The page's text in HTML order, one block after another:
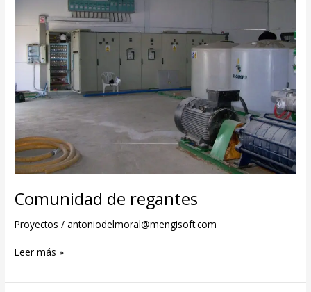
Comunidad de regantes
Proyectos /antoniodelmoral@mengisoft.com
Leer más »